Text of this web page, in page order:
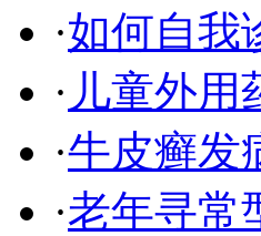
·如何自我
· 儿童外用
·牛皮癣发
·老年寻常